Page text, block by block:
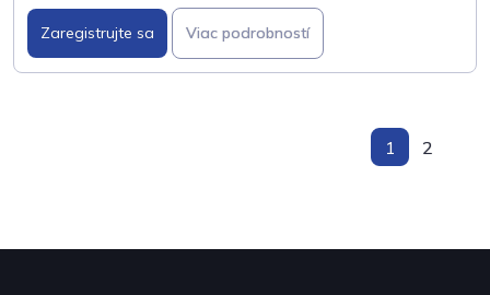
Zaregistrujte sa Viac podrobností
1 2